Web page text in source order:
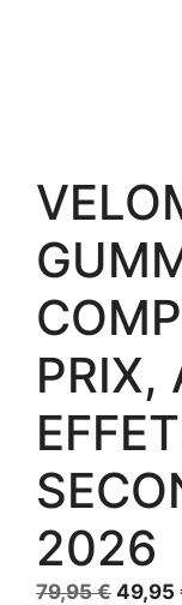
PRIX,
2026
79,95€ Le
49,95